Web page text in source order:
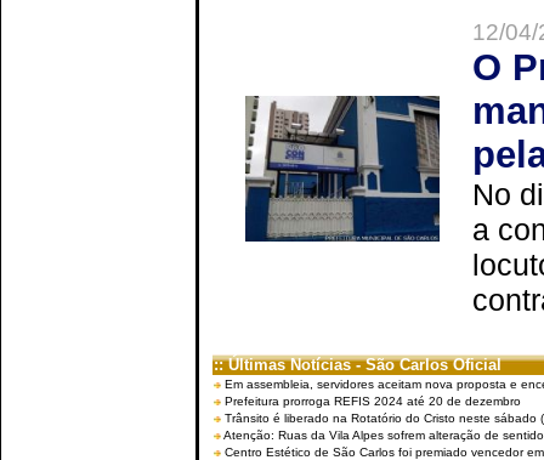
12/
O
No
a
:: Últimas Notícias - São Carlos Oficial
Em assembleia, servidores aceitam nova proposta e
Prefeitura prorroga REFIS 2024 até 20 de dezembro
Trânsito é liberado na Rotatório do Cristo neste sábado
Atenção: Ruas da Vila Alpes sofrem alteração de
Centro Estético de São Carlos foi premiado vencedor